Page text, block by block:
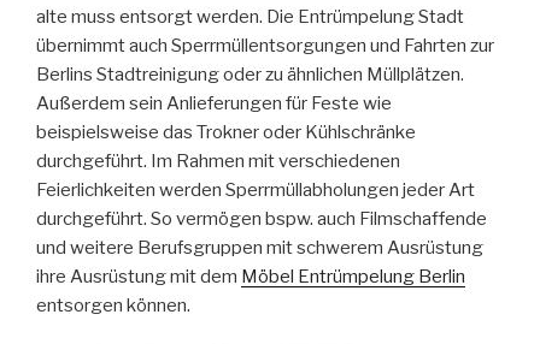
alte muss entsorgt werden. Die Entrümpelung Stadt
übernimmt auch Sperrmüllentsorgungen und Fahrten zur
Berlins Stadtreinigung oder zu ähnlichen Müllplätzen.
Außerdem sein Anlieferungen für Feste wie
beispielsweise das Trokner oder Kühlschränke
durchgeführt. Im Rahmen mit verschiedenen
Feierlichkeiten werden Sperrmüllabholungen jeder Art
durchgeführt. So vermögen bspw. auch Filmschaffende
und weitere Berufsgruppen mit schwerem Ausrüstung
ihre Ausrüstung mit dem Möbel Entrümpelung Berlin
entsorgen können.